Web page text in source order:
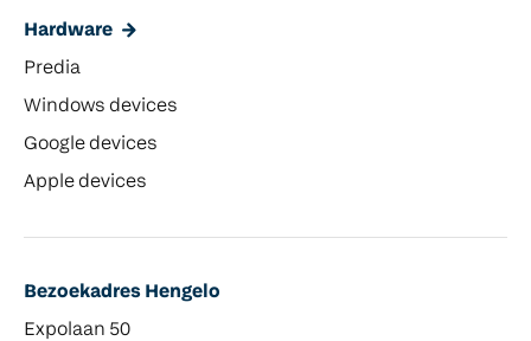
Hardware
Predia
Windows devices
Google devices
Apple devices
Bezoekadres Hengelo
Expolaan 50